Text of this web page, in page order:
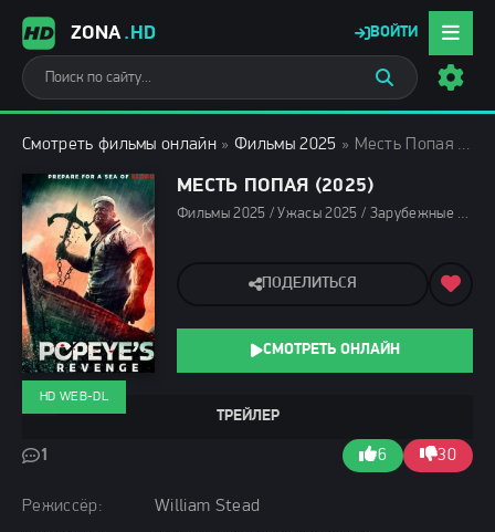
ZONA.HD ВОЙТИ
Смотреть фильмы онлайн » Фильмы 2025 » Месть Попая (2025)
МЕСТЬ ПОПАЯ (2025)
Фильмы 2025 / Ужасы 2025 / Зарубежные фильмы 2025 / Новинки кино 2025 / Последние фильмы 2025 / Смотреть фильмы онлайн
Режиссёр:
William Stead
ТРЕЙЛЕР
1 6 30
HD WEB-DL
ПОДЕЛИТЬСЯ
СМОТРЕТЬ ОНЛАЙН